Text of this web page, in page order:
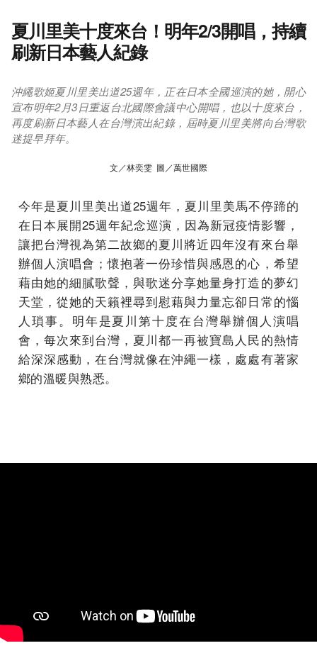
夏川里美十度來台！明年2/3開唱，持續
刷新日本藝人紀錄
沖繩歌姬夏川里美出道25週年，正在日本全國巡演的她，開心
宣布明年2月3日重返台北國際會議中心開唱，也以十度來台，
再度刷新日本藝人在台灣演出紀錄，屆時夏川里美將向台灣歌
迷提早拜年。
文／林奕雯 圖／萬世國際
今年是夏川里美出道25週年，夏川里美馬不停蹄的
在日本展開25週年紀念巡演，因為新冠疫情影響，
讓把台灣視為第二故鄉的夏川將近四年沒有來台舉
辦個人演唱會；懷抱著一份珍惜與感恩的心，希望
藉由她的細膩歌聲，與歌迷分享她量身打造的夢幻
天堂，從她的天籟裡尋到慰藉與力量忘卻日常的惱
人瑣事。明年是夏川第十度在台灣舉辦個人演唱
會，每次來到台灣，夏川都一再被寶島人民的熱情
給深深感動，在台灣就像在沖繩一樣，處處有著家
鄉的溫暖與熟悉。